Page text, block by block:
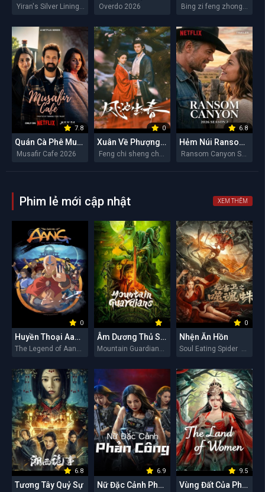
Overdo 2026
7.8
Quán Cà Phê Musafir
Musafir Cafe 2026
0
Xuân Về Phượng Trì
Feng chi sheng chun 2026
6.8
Hẻm Núi Ransom (Mùa 2)
Ransom Canyon Season 2 2026
Phim lẻ mới cập nhật XEM THÊM
0
Huyền Thoại Aang: Tiết Khí Sư Cuối Cùng
The Legend of Aang: The Last Airbender 2026
Âm Dương Thủ Sơn Nhân
Mountain Guardians 2026
0
Nhện Ăn Hồn
Soul Eating Spider 2026
6.8
Tương Tây Quỷ Sự
6.9
Nữ Đặc Cảnh Phản Công
9.5
Vùng Đất Của Phụ Nữ